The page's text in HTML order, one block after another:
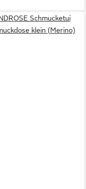
Schmucketui
klein (Merino)